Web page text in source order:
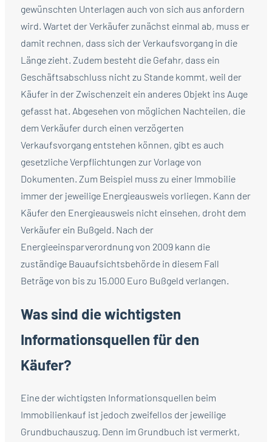
gewünschten Unterlagen auch von sich aus anfordern
wird. Wartet der Verkäufer zunächst einmal ab, muss er
damit rechnen, dass sich der Verkaufsvorgang in die
Länge zieht. Zudem besteht die Gefahr, dass ein
Geschäftsabschluss nicht zu Stande kommt, weil der
Käufer in der Zwischenzeit ein anderes Objekt ins Auge
gefasst hat. Abgesehen von möglichen Nachteilen, die
dem Verkäufer durch einen verzögerten
Verkaufsvorgang entstehen können, gibt es auch
gesetzliche Verpflichtungen zur Vorlage von
Dokumenten. Zum Beispiel muss zu einer Immobilie
immer der jeweilige Energieausweis vorliegen. Kann der
Käufer den Energieausweis nicht einsehen, droht dem
Verkäufer ein Bußgeld. Nach der
Energieeinsparverordnung von 2009 kann die
zuständige Bauaufsichtsbehörde in diesem Fall
Beträge von bis zu 15.000 Euro Bußgeld verlangen.
Was sind die wichtigsten
Informationsquellen für den
Käufer?
Eine der wichtigsten Informationsquellen beim
Immobilienkauf ist jedoch zweifellos der jeweilige
Grundbuchauszug. Denn im Grundbuch ist vermerkt,